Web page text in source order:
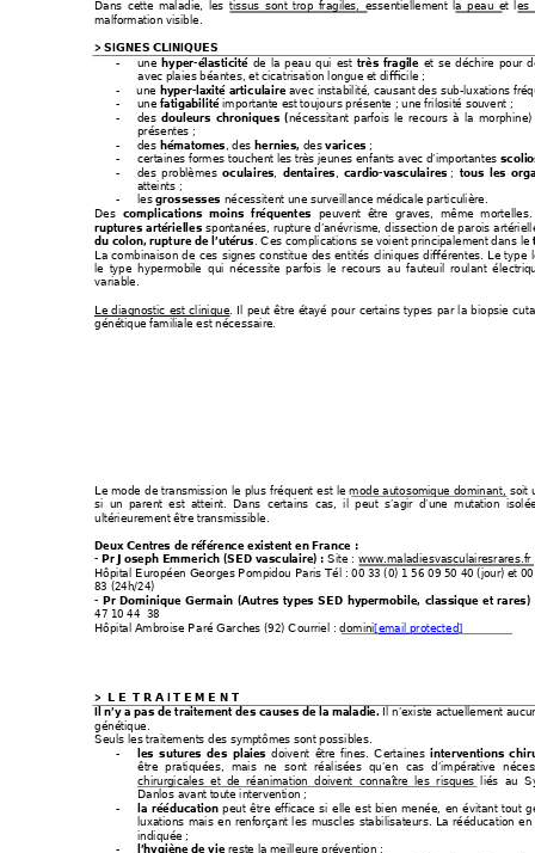
Dans cette maladie, les tissus sont trop fragiles, essentiellement la peau et les
malformation visible.
> SIGNES CLINIQUES
- une hyper-élasticité de la peau qui est très fragile et se déchire pour
avec plaies béantes, et cicatrisation longue et difficile ;
- une hyper-laxité articulaire avec instabilité, causant des sub-luxations
- une fatigabilité importante est toujours présente ; une frilosité souvent ;
- des douleurs chroniques (nécessitant parfois le recours à la morp
présentes ;
- des hématomes, des hernies, des varices ;
- certaines formes touchent les très jeunes enfants avec d’importantes
- des problèmes oculaires, dentaires, cardio-vasculaires ; tous les
atteints ;
- les grossesses nécessitent une surveillance médicale particulière.
Des complications moins fréquentes peuvent être graves, même
ruptures artérielles spontanées, rupture d’anévrisme, dissection de parois
du colon, rupture de l’utérus. Ces complications se voient principalement dans le
La combinaison de ces signes constitue des entités cliniques différentes. Le type
le type hypermobile qui nécessite parfois le recours au fauteuil roulant
variable.
Le diagnostic est clinique. Il peut être étayé pour certains types par la biopsie
génétique familiale est nécessaire.
Le mode de transmission le plus fréquent est le mode autosomique dominant, soit
si un parent est atteint. Dans certains cas, il peut s’agir d’une mutation
ultérieurement être transmissible.
Deux Centres de référence existent en France :
- Pr Joseph Emmerich (SED vasculaire) : Site : www.maladiesvasculairesrares.fr
Hôpital Européen Georges Pompidou Paris Tél : 00 33 (0) 1 56 09 50 40 (jour) et
83 (24h/24)
- Pr Dominique Germain (Autres types SED hypermobile, classique et rares)
47 10 44  38
Hôpital Ambroise Paré Garches (92) Courriel : domini[email protected]
>  L E  T R A I T E M E N T
Il n’y a pas de traitement des causes de la maladie. Il n’existe actuellement
génétique.
Seuls les traitements des symptômes sont possibles.
- les sutures des plaies doivent être fines. Certaines interventions
être pratiquées, mais ne sont réalisées qu’en cas d’impérative néces
chirurgicales et de réanimation doivent connaître les risques liés au
Danlos avant toute intervention ;
- la rééducation peut être efficace si elle est bien menée, en évitant tout
luxations mais en renforçant les muscles stabilisateurs. La rééducation en
indiquée ;
- l’hygiène de vie reste la meilleure prévention ;